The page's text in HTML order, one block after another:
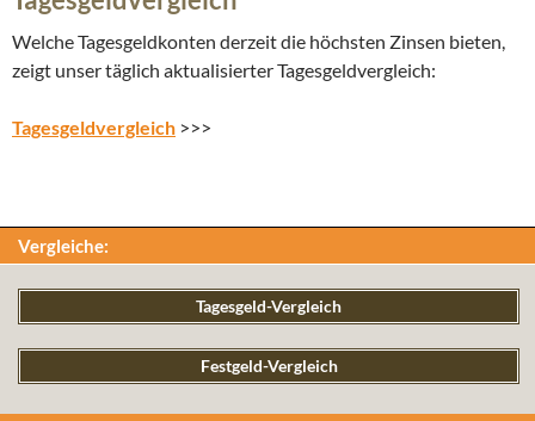
Welche Tagesgeldkonten derzeit die höchsten Zinsen bieten,
zeigt unser täglich aktualisierter Tagesgeldvergleich:
Tagesgeldvergleich >>>
Vergleiche:
Tagesgeld-Vergleich
Festgeld-Vergleich